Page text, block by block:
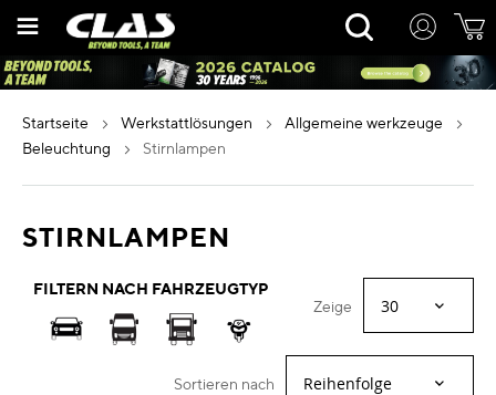
Inhalt
Rechercher
startseite werkstattlösungen
allgemeine werkzeuge
beleuchtung
stirnlampen
STIRNLAMPEN
FILTERN NACH FAHRZEUGTYP
Zeige
Sortieren nach